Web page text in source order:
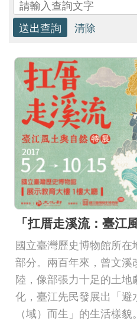
研
典
藏
動
出
版
文
「扛厝走溪流：臺江
國立臺灣歷史博物館所
部分。兩百年來，曾文溪
陸，像部張力十足的土
化，臺江先民發展出「避
（域）而生」的生活樣